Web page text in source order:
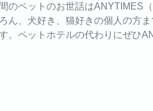
のペットのお世話はANYTIMES
ん、犬好き、猫好きの個人の方
。ペットホテルの代わりにぜひ